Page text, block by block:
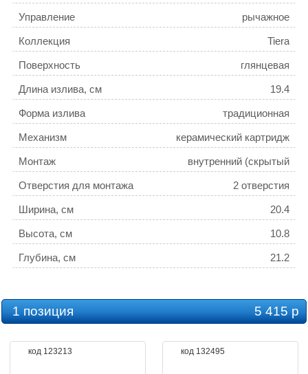
Управление рычажное
Коллекция Tiera
Поверхность глянцевая
Длина излива, см 19.4
Форма излива традиционная
Механизм керамический картридж
Монтаж
внутренний (скрытый
монтаж)
Отверстия для монтажа
2 отверстия
Ширина, см 20.4
Высота, см 10.8
Глубина, см 21.2
Оснащение аэратор
1 позиция 5 415 р
код 123213 код 132495